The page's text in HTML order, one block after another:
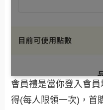
會員禮是當你登入會
得(每人限領一次)，首